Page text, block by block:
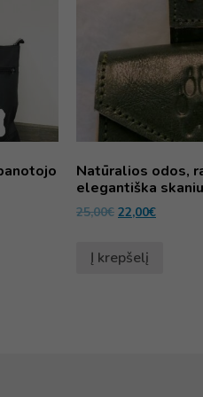
Natūralios odos,
elegantiška
25,00€ 22,00€
Į krepšelį